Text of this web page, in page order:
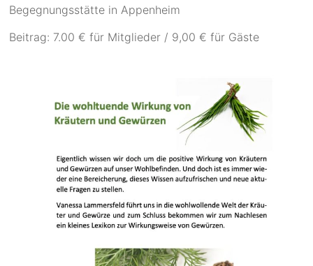
Begegnungsstätte in Appenheim
Beitrag: 7.00 € für Mitglieder / 9,00 € für Gäste